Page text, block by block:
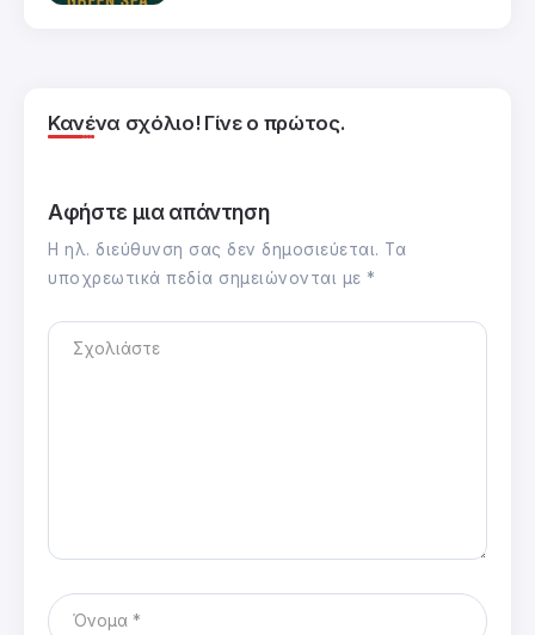
Κανένα σχόλιο! Γίνε ο πρώτος.
Αφήστε μια απάντηση
Η ηλ. διεύθυνση σας δεν δημοσιεύεται. Τα
υποχρεωτικά πεδία σημειώνονται με *